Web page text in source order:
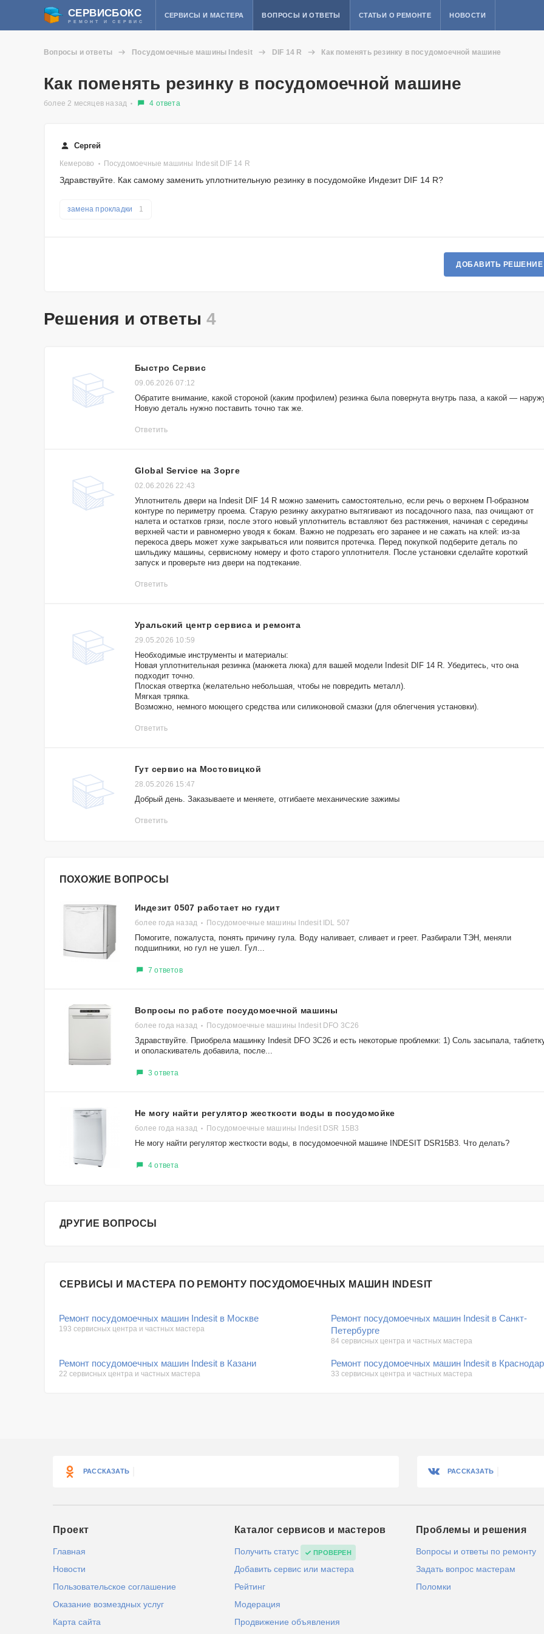
СЕРВИСБОКС
РЕМОНТ И СЕРВИС
СЕРВИСЫ И МАСТЕРА ВОПРОСЫ И ОТВЕТЫ СТАТЬИ О РЕМОНТЕ НОВОСТИ
Вопросы и ответы Посудомоечные машины Indesit DIF 14 R Как поменять резинку в посудомоечной машине
Как поменять резинку в посудомоечной машине
более 2 месяцев назад 4 ответа
Сергей
Кемерово Посудомоечные машины Indesit DIF 14 R
Здравствуйте. Как самому заменить уплотнительную резинку в посудомойке Индезит DIF 14 R?
замена прокладки 1
ДОБАВИТЬ РЕШЕНИЕ
Решения и ответы4
Быстро Сервис
09.06.2026 07:12
Обратите внимание, какой стороной (каким профилем) резинка была повернута внутрь паза, а какой —
Новую деталь нужно поставить точно так же.
Ответить
Global Service на Зорге
02.06.2026 22:43
Уплотнитель двери на Indesit DIF 14 R можно заменить самостоятельно, если речь о верхнем П-образном
контуре по периметру проема. Старую резинку аккуратно вытягивают из посадочного паза, паз очищают от
налета и остатков грязи, после этого новый уплотнитель вставляют без растяжения, начиная с середины
верхней части и равномерно уводя к бокам. Важно не подрезать его заранее и не сажать на клей: из-за
перекоса дверь может хуже закрываться или появится протечка. Перед покупкой подберите деталь по
шильдику машины, сервисному номеру и фото старого уплотнителя. После установки сделайте короткий
запуск и проверьте низ двери на подтекание.
Ответить
Уральский центр сервиса и ремонта
29.05.2026 10:59
Необходимые инструменты и материалы:
Новая уплотнительная резинка (манжета люка) для вашей модели Indesit DIF 14 R. Убедитесь, что она
подходит точно.
Плоская отвертка (желательно небольшая, чтобы не повредить металл).
Мягкая тряпка.
Возможно, немного моющего средства или силиконовой смазки (для облегчения установки).
Ответить
Гут сервис на Мостовицкой
28.05.2026 15:47
Добрый день. Заказываете и меняете, отгибаете механические зажимы
Ответить
ПОХОЖИЕ ВОПРОСЫ
Индезит 0507 работает но гудит
более года назад Посудомоечные машины Indesit IDL 507
Помогите, пожалуста, понять причину гула. Воду наливает, сливает и греет. Разбирали ТЭН, меняли
подшипники, но гул не ушел. Гул...
7 ответов
Вопросы по работе посудомоечной машины
более года назад Посудомоечные машины Indesit DFO 3C26
Здравствуйте. Приобрела машинку Indesit DFO 3C26 и есть некоторые проблемки: 1) Соль засыпала,
и ополаскиватель добавила, после...
3 ответа
Не могу найти регулятор жесткости воды в посудомойке
более года назад Посудомоечные машины Indesit DSR 15B3
Не могу найти регулятор жесткости воды, в посудомоечной машине INDESIT DSR15B3. Что делать?
4 ответа
ДРУГИЕ ВОПРОСЫ
СЕРВИСЫ И МАСТЕРА ПО РЕМОНТУ ПОСУДОМОЕЧНЫХ МАШИН INDESIT
Ремонт посудомоечных машин Indesit в Москве
193 сервисных центра и частных мастера
Ремонт посудомоечных машин Indesit в Санкт-
Петербурге
84 сервисных центра и частных мастера
Ремонт посудомоечных машин Indesit в Казани
22 сервисных центра и частных мастера
Ремонт посудомоечных машин Indesit в
33 сервисных центра и частных мастера
РАССКАЗАТЬ РАССКАЗАТЬ
Проект
Главная
Новости
Пользовательское соглашение
Оказание возмездных услуг
Карта сайта
Каталог сервисов и мастеров
Получить статус ПРОВЕРЕН
Добавить сервис или мастера
Рейтинг
Модерация
Продвижение объявления
Проблемы и решения
Вопросы и ответы по ремонту
Задать вопрос мастерам
Поломки